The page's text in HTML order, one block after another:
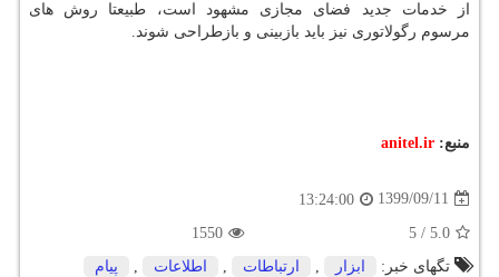
از خدمات جدید فضای مجازی مشهود است، طبیعتا روش های
مرسوم رگولاتوری نیز باید بازبینی و بازطراحی شوند.
منبع: anitel.ir
1399/09/11
13:24:00
5.0
/
5
1550
تگهای خبر:
ابزار ارتباطات اطلاعات پیام